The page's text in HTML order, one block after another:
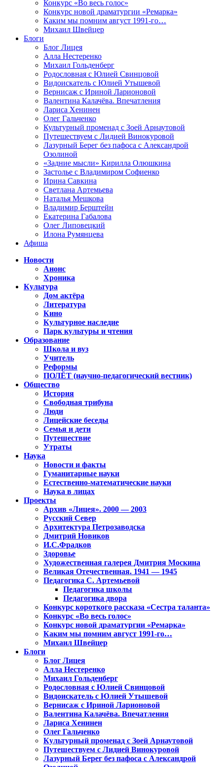
Конкурс «Во весь голос»
Конкурс новой драматургии «Ремарка»
Каким мы помним август 1991-го…
Михаил Швейцер
Блоги
Блог Лицея
Алла Нестеренко
Михаил Гольденберг
Родословная с Юлией Свинцовой
Видоискатель с Юлией Утышевой
Вернисаж с Ириной Ларионовой
Валентина Калачёва. Впечатления
Лариса Хенинен
Олег Гальченко
Культурный променад с Зоей Арнаутовой
Путешествуем с Лидией Винокуровой
Лазурный Берег без пафоса с Александрой
Озолиной
«Задние мысли» Кирилла Олюшкина
Застолье с Владимиром Софиенко
Ирина Савкина
Светлана Артемьева
Наталья Мешкова
Владимир Берштейн
Екатерина Габалова
Олег Липовецкий
Илона Румянцева
Афиша
Новости
Анонс
Хроника
Культура
Дом актёра
Литература
Кино
Культурное наследие
Парк культуры и чтения
Образование
Школа и вуз
Учитель
Реформы
ПОЛЁТ (научно-педагогический вестник)
Общество
История
Свободная трибуна
Люди
Лицейские беседы
Семья и дети
Путешествие
Утраты
Наука
Новости и факты
Гуманитарные науки
Естественно-математические науки
Наука в лицах
Проекты
Архив «Лицея». 2000 — 2003
Русский Север
Архитектура Петрозаводска
Дмитрий Новиков
И.С.Фрадков
Здоровье
Художественная галерея Дмитрия Москина
Великая Отечественная. 1941 — 1945
Педагогика С. Артемьевой
Педагогика школы
Педагогика двора
Конкурс короткого рассказа «Сестра таланта»
Конкурс «Во весь голос»
Конкурс новой драматургии «Ремарка»
Каким мы помним август 1991-го…
Михаил Швейцер
Блоги
Блог Лицея
Алла Нестеренко
Михаил Гольденберг
Родословная с Юлией Свинцовой
Видоискатель с Юлией Утышевой
Вернисаж с Ириной Ларионовой
Валентина Калачёва. Впечатления
Лариса Хенинен
Олег Гальченко
Культурный променад с Зоей Арнаутовой
Путешествуем с Лидией Винокуровой
Лазурный Берег без пафоса с Александрой